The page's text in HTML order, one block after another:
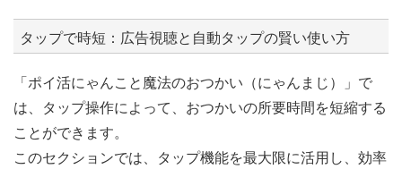
タップで時短：広告視聴と自動タップの賢い使い方
「ポイ活にゃんこと魔法のおつかい（にゃんまじ）」で
は、タップ操作によって、おつかいの所要時間を短縮する
ことができます。
このセクションでは、タップ機能を最大限に活用し、効率